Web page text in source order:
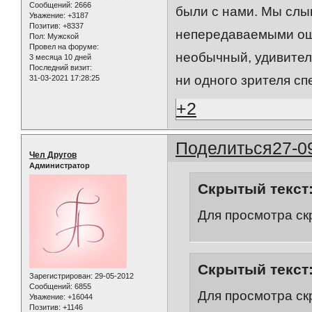
Сообщений: 2666
Уважение: +3187
Позитив: +8337
Пол: Мужской
Провел на форуме:
3 месяца 10 дней
Последний визит:
31-03-2021 17:28:25
были с нами. Мы
непередаваемыми
необычный,
ни одного зрителя
+2
Поделиться27-
Чел Другов
Администратор
Зарегистрирован: 29-05-2012
Сообщений: 6855
Уважение: +16044
Позитив: +1146
Скрытый
Для просмотра
Скрытый
Для просмотра